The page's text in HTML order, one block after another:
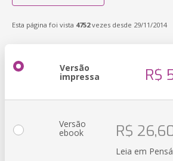
Esta página foi vista 4752vezes desde 29/11/2014
Versão
impressa R$
Versão
ebook R$
Leia em